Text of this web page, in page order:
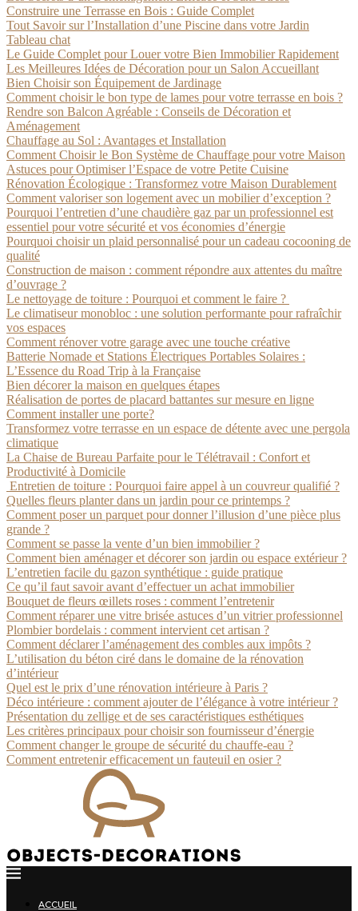
Construire une Terrasse en Bois : Guide Complet
Tout Savoir sur l’Installation d’une Piscine dans votre Jardin
Tableau chat
Le Guide Complet pour Louer votre Bien Immobilier Rapidement
Les Meilleures Idées de Décoration pour un Salon Accueillant
Bien Choisir son Équipement de Jardinage
Comment choisir le bon type de lames pour votre terrasse en bois ?
Rendre son Balcon Agréable : Conseils de Décoration et
Aménagement
Chauffage au Sol : Avantages et Installation
Comment Choisir le Bon Système de Chauffage pour votre Maison
Astuces pour Optimiser l’Espace de votre Petite Cuisine
Rénovation Écologique : Transformez votre Maison Durablement
Comment valoriser son logement avec un mobilier d’exception ?
Pourquoi l’entretien d’une chaudière gaz par un professionnel est
essentiel pour votre sécurité et vos économies d’énergie
Pourquoi choisir un plaid personnalisé pour un cadeau cocooning de
qualité
Construction de maison : comment répondre aux attentes du maître
d’ouvrage ?
Le nettoyage de toiture : Pourquoi et comment le faire ?
Le climatiseur monobloc : une solution performante pour rafraîchir
vos espaces
Comment rénover votre garage avec une touche créative
Batterie Nomade et Stations Électriques Portables Solaires :
L’Essence du Road Trip à la Française
Bien décorer la maison en quelques étapes
Réalisation de portes de placard battantes sur mesure en ligne
Comment installer une porte?
Transformez votre terrasse en un espace de détente avec une pergola
climatique
La Chaise de Bureau Parfaite pour le Télétravail : Confort et
Productivité à Domicile
Entretien de toiture : Pourquoi faire appel à un couvreur qualifié ?
Quelles fleurs planter dans un jardin pour ce printemps ?
Comment poser un parquet pour donner l’illusion d’une pièce plus
grande ?
Comment se passe la vente d’un bien immobilier ?
Comment bien aménager et décorer son jardin ou espace extérieur ?
L’entretien facile du gazon synthétique : guide pratique
Ce qu’il faut savoir avant d’effectuer un achat immobilier
Bouquet de fleurs œillets roses : comment l’entretenir
Comment réparer une vitre brisée astuces d’un vitrier professionnel
Plombier bordelais : comment intervient cet artisan ?
Comment déclarer l’aménagement des combles aux impôts ?
L’utilisation du béton ciré dans le domaine de la rénovation
d’intérieur
Quel est le prix d’une rénovation intérieure à Paris ?
Déco intérieure : comment ajouter de l’élégance à votre intérieur ?
Présentation du zellige et de ses caractéristiques esthétiques
Les critères principaux pour choisir son fournisseur d’énergie
Comment changer le groupe de sécurité du chauffe-eau ?
Comment entretenir efficacement un fauteuil en osier ?
ACCUEIL